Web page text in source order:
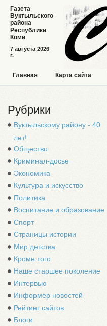
7 августа 2026
г.
Газета
Вуктыльского
района
Республики
Коми
Главная Карта сайта
Рубрики
Вуктыльскому району - 40
лет!
Общество
Криминал-досье
Экономика
Культура и искусство
Политика
Воспитание и образование
Спорт
Страницы истории
Мир детства
Кроме того
Наше старшее поколение
Интервью
Информер новостей
Рейтинг сайтов
Блоги